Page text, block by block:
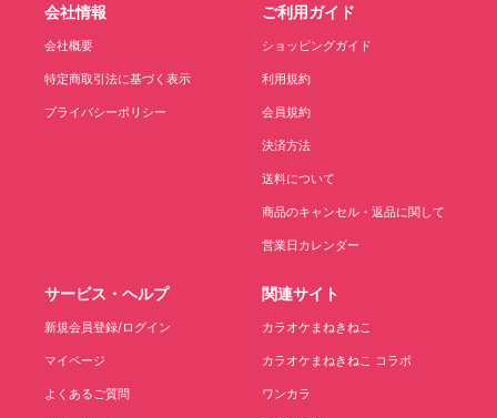
会社情報
会社概要
特定商取引法に基づく表示
プライバシーポリシー
ご利用ガイド
ショッピングガイド
利用規約
会員規約
決済方法
送料について
商品のキャンセル・返品に関して
営業日カレンダー
サービス・ヘルプ
新規会員登録/ログイン
マイページ
よくあるご質問
関連サイト
カラオケまねきねこ
カラオケまねきねこ コラボ
ワンカラ